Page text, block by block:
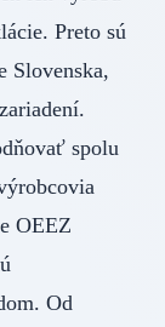
Preto sú
Slovenska,
spolu
OEEZ
Od